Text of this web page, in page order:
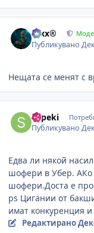
Alxx®
Публикувано
Нещата се менят с
shpeki
Публикувано
Едва ли някой
шофери в Убер. АКо
шофери.Доста е
ps Цигании от
имат конкуренция
Редактирано